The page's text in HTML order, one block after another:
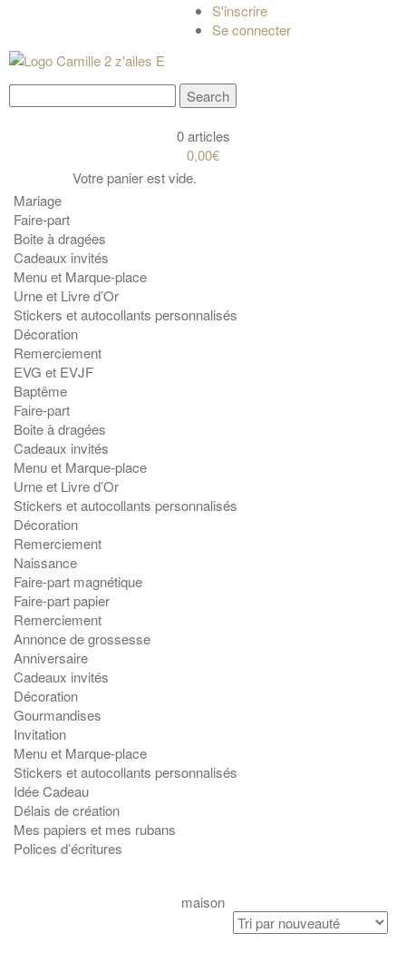
S'inscrire
Se connecter
0 articles
0,00€
Votre panier est vide.
Mariage
Faire-part
Boite à dragées
Cadeaux invités
Menu et Marque-place
Urne et Livre d’Or
Stickers et autocollants personnalisés
Décoration
Remerciement
EVG et EVJF
Baptême
Faire-part
Boite à dragées
Cadeaux invités
Menu et Marque-place
Urne et Livre d’Or
Stickers et autocollants personnalisés
Décoration
Remerciement
Naissance
Faire-part magnétique
Faire-part papier
Remerciement
Annonce de grossesse
Anniversaire
Cadeaux invités
Décoration
Gourmandises
Invitation
Menu et Marque-place
Stickers et autocollants personnalisés
Idée Cadeau
Délais de création
Mes papiers et mes rubans
Polices d’écritures
maison